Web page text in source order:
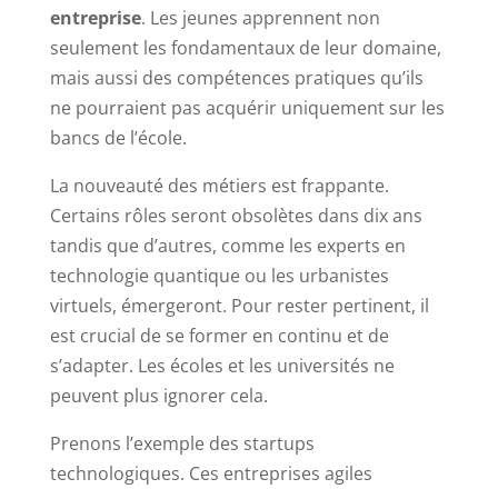
entreprise. Les jeunes apprennent non
seulement les fondamentaux de leur domaine,
mais aussi des compétences pratiques qu’ils
ne pourraient pas acquérir uniquement sur les
bancs de l’école.
La nouveauté des métiers est frappante.
Certains rôles seront obsolètes dans dix ans
tandis que d’autres, comme les experts en
technologie quantique ou les urbanistes
virtuels, émergeront. Pour rester pertinent, il
est crucial de se former en continu et de
s’adapter. Les écoles et les universités ne
peuvent plus ignorer cela.
Prenons l’exemple des startups
technologiques. Ces entreprises agiles